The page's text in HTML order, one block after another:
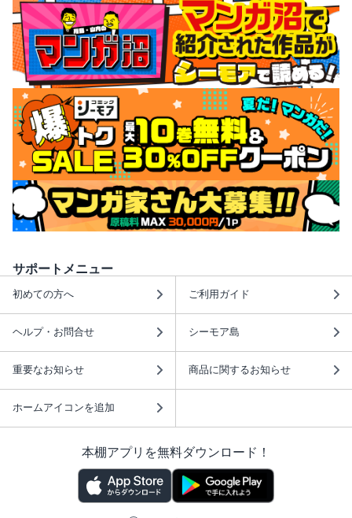
サポートメニュー
初めての方へ ご利用ガイド
ヘルプ・お問合せ シーモア島
重要なお知らせ 商品に関するお知らせ
ホームアイコンを追加
本棚アプリを無料ダウンロード！